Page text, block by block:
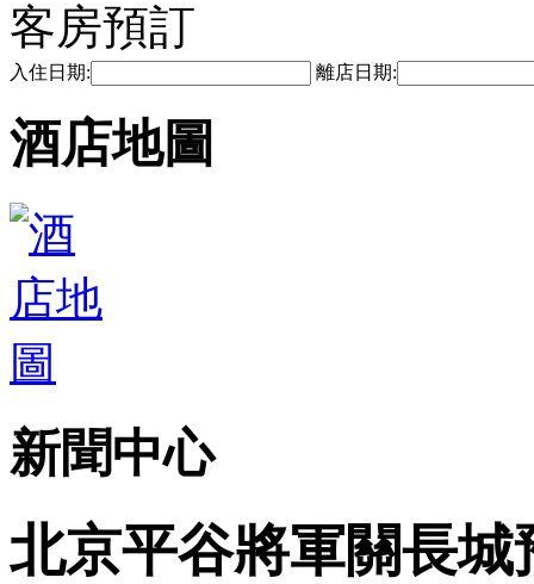
客房預訂
入住日期: 離店日期:
酒店地圖
新聞中心
北京平谷將軍關長城